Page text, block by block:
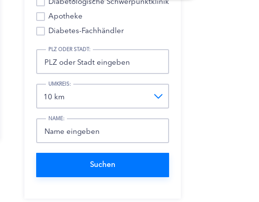
Apotheke
Diabetes-Fachhändler
PLZ ODER STADT:
UMKREIS:
NAME: